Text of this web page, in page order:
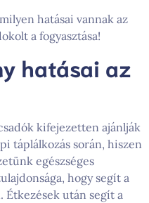
hatásai vannak az
a fogyasztása!
hatásai az
kifejezetten ajánlják
táplálkozás során, hiszen
egészséges
hogy segít a
Étkezések után segít a